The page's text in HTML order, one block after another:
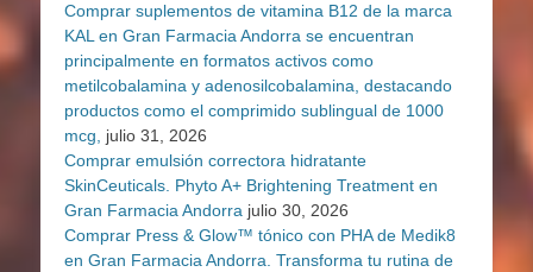
Comprar suplementos de vitamina B12 de la marca
KAL en Gran Farmacia Andorra se encuentran
principalmente en formatos activos como
metilcobalamina y adenosilcobalamina, destacando
productos como el comprimido sublingual de 1000
mcg, julio 31, 2026
Comprar emulsión correctora hidratante
SkinCeuticals. Phyto A+ Brightening Treatment en
Gran Farmacia Andorra julio 30, 2026
Comprar Press & Glow™ tónico con PHA de Medik8
en Gran Farmacia Andorra. Transforma tu rutina de